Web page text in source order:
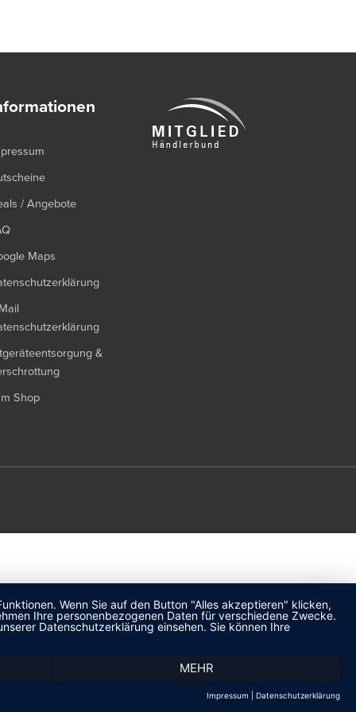
/ Angebote
Maps
&
Shop
Wenn Sie auf den Button "Alles akzeptieren" klicken,
Ihre personenbezogenen Daten für verschiedene Zwecke.
Datenschutzerklärung einsehen. Sie können Ihre
MEHR
Impressum Datenschutzerklärung